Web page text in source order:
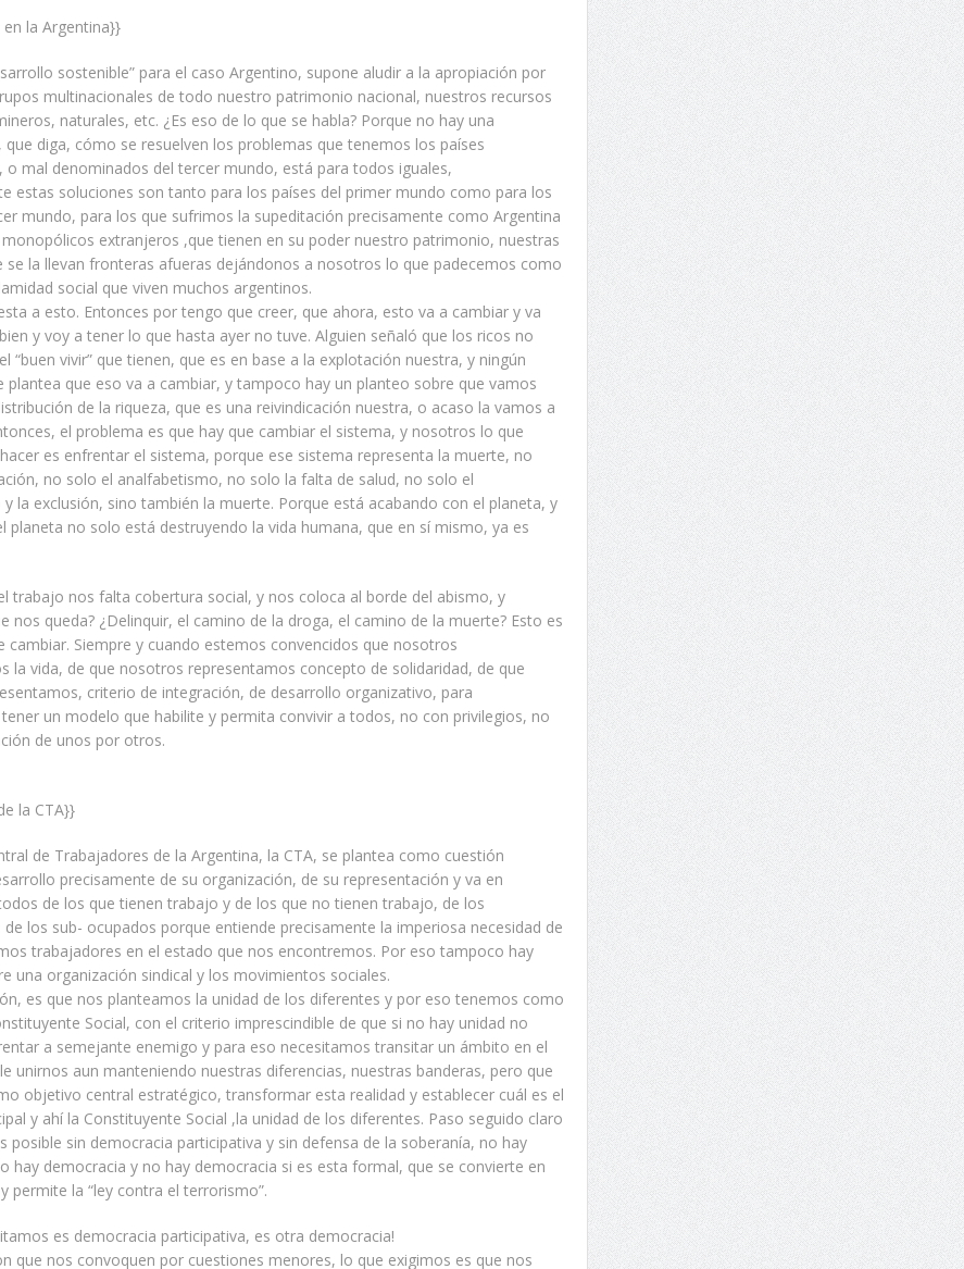
la Argentina}}
sostenible” para el caso Argentino, supone aludir a la apropiación por
multinacionales de todo nuestro patrimonio nacional, nuestros recursos
naturales, etc. ¿Es eso de lo que se habla? Porque no hay una
que diga, cómo se resuelven los problemas que tenemos los países
o mal denominados del tercer mundo, está para todos iguales,
estas soluciones son tanto para los países del primer mundo como para los
mundo, para los que sufrimos la supeditación precisamente como Argentina
extranjeros ,que tienen en su poder nuestro patrimonio, nuestras
se la llevan fronteras afueras dejándonos a nosotros lo que padecemos como
social que viven muchos argentinos.
a esto. Entonces por tengo que creer, que ahora, esto va a cambiar y va
y voy a tener lo que hasta ayer no tuve. Alguien señaló que los ricos no
“buen vivir” que tienen, que es en base a la explotación nuestra, y ningún
plantea que eso va a cambiar, y tampoco hay un planteo sobre que vamos
de la riqueza, que es una reivindicación nuestra, o acaso la vamos a
el problema es que hay que cambiar el sistema, y nosotros lo que
es enfrentar el sistema, porque ese sistema representa la muerte, no
no solo el analfabetismo, no solo la falta de salud, no solo el
la exclusión, sino también la muerte. Porque está acabando con el planeta, y
planeta no solo está destruyendo la vida humana, que en sí mismo, ya es
trabajo nos falta cobertura social, y nos coloca al borde del abismo, y
nos queda? ¿Delinquir, el camino de la droga, el camino de la muerte? Esto es
cambiar. Siempre y cuando estemos convencidos que nosotros
la vida, de que nosotros representamos concepto de solidaridad, de que
criterio de integración, de desarrollo organizativo, para
un modelo que habilite y permita convivir a todos, no con privilegios, no
de unos por otros.
la CTA}}
de Trabajadores de la Argentina, la CTA, se plantea como cuestión
precisamente de su organización, de su representación y va en
de los que tienen trabajo y de los que no tienen trabajo, de los
de los sub- ocupados porque entiende precisamente la imperiosa necesidad de
trabajadores en el estado que nos encontremos. Por eso tampoco hay
una organización sindical y los movimientos sociales.
es que nos planteamos la unidad de los diferentes y por eso tenemos como
Social, con el criterio imprescindible de que si no hay unidad no
a semejante enemigo y para eso necesitamos transitar un ámbito en el
unirnos aun manteniendo nuestras diferencias, nuestras banderas, pero que
objetivo central estratégico, transformar esta realidad y establecer cuál es el
y ahí la Constituyente Social ,la unidad de los diferentes. Paso seguido claro
posible sin democracia participativa y sin defensa de la soberanía, no hay
hay democracia y no hay democracia si es esta formal, que se convierte en
permite la “ley contra el terrorismo”.
es democracia participativa, es otra democracia!
que nos convoquen por cuestiones menores, lo que exigimos es que nos